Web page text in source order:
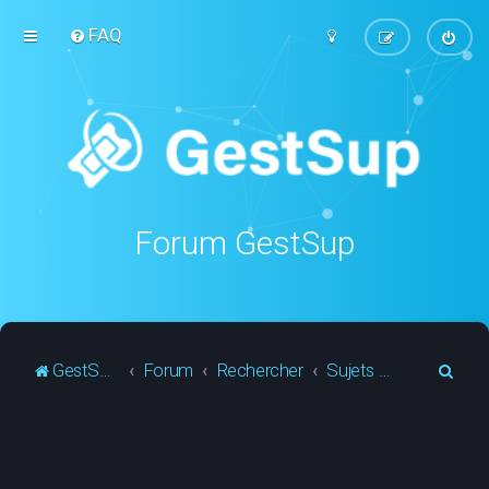
FAQ
Forum GestSup
GestSup.fr Forum Rechercher Sujets actifs